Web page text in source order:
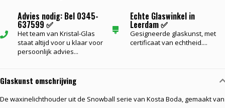
Advies nodig: Bel 0345-
637599 ✅
Het team van Kristal-Glas
staat altijd voor u klaar voor
persoonlijk advies...
Echte Glaswinkel in
Leerdam ✅
Gesigneerde glaskunst, met
certificaat van echtheid....
Glaskunst omschrijving
De waxinelichthouder uit de Snowball serie van Kosta Boda, gemaakt van